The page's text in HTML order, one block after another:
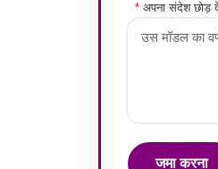
*अपना संदेश छोड़
जमा करना